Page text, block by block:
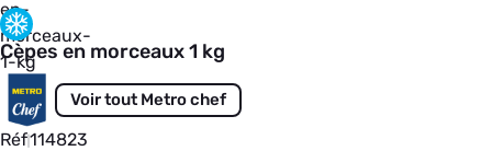
Cèpes en morceaux 1 kg
Voir tout Metro chef
Réf114823